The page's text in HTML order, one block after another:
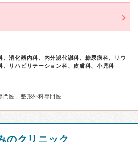
、消化器内科、内分泌代謝科、糖尿病科、リウ
リハビリテーション科、皮膚科、小児科
門医、整形外科専門医
のクリニック